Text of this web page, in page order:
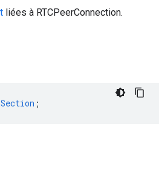
liées à RTCPeerConnection.
;